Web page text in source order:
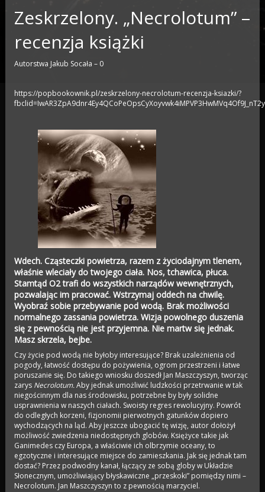
Zeskrzelony. „Necrolotum” –
recenzja książki
Autorstwa Jakub Socała – 0
https://popbookownik.pl/zeskrzelony-necrolotum-recenzja-ksiazki/?
Wdech. Cząsteczki powietrza, razem z życiodajnym tlenem,
właśnie wleciały do twojego ciała. Nos, tchawica, płuca.
Stamtąd O2 trafi do wszystkich narządów wewnętrznych,
pozwalając im pracować. Wstrzymaj oddech na chwilę.
Wyobraź sobie przebywanie pod wodą. Brak możliwości
normalnego zassania powietrza. Wizja powolnego duszenia
się z pewnością nie jest przyjemna. Nie martw się jednak.
Masz skrzela, bejbe.
Czy życie pod wodą nie byłoby interesujące? Brak uzależnienia od
pogody, łatwość dostępu do pożywienia, ogrom przestrzeni i łatwe
poruszanie się. Do takiego wniosku doszedł Jan Maszczyszyn, tworząc
zarys Necrolotum.Aby jednak umożliwić ludzkości przetrwanie w tak
niegościnnym dla nas środowisku, potrzebne by były solidne
usprawnienia w naszych ciałach. Swoisty regres rewolucyjny. Powrót
do odległych korzeni, fizjonomii pierwotnych gatunków dopiero
wychodzących na ląd. Aby jeszcze ubogacić tę wizję, autor dołożył
możliwość zwiedzenia niedostępnych globów. Księżyce takie jak
Ganimedes czy Europa, a właściwie ich olbrzymie oceany, to
egzotyczne i interesujące miejsce do zamieszkania. Jak się jednak tam
dostać? Przez podwodny kanał, łączący ze sobą globy w Układzie
Słonecznym, umożliwiający błyskawiczne „przeskoki” pomiędzy nimi –
Necrolotum. Jan Maszczyszyn to z pewnością marzyciel.